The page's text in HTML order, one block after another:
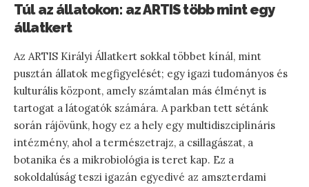
Túl az állatokon: az ARTIS több mint egy
állatkert
Az ARTIS Királyi Állatkert sokkal többet kínál, mint
pusztán állatok megfigyelését; egy igazi tudományos és
kulturális központ, amely számtalan más élményt is
tartogat a látogatók számára. A parkban tett sétánk
során rájövünk, hogy ez a hely egy multidiszciplináris
intézmény, ahol a természetrajz, a csillagászat, a
botanika és a mikrobiológia is teret kap. Ez a
sokoldalúság teszi igazán egyedivé az amszterdami